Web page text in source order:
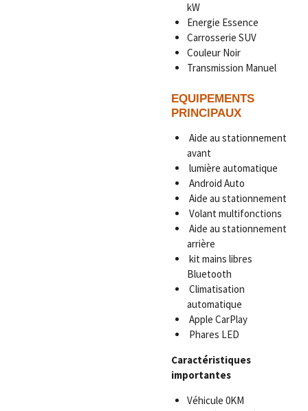
kW
Energie Essence
Carrosserie SUV
Couleur Noir
Transmission Manuel
EQUIPEMENTS
PRINCIPAUX
Aide au stationnement
avant
lumière automatique
Android Auto
Aide au stationnement
Volant multifonctions
Aide au stationnement
arrière
kit mains libres
Bluetooth
Climatisation
automatique
Apple CarPlay
Phares LED
Caractéristiques
importantes
Véhicule 0KM